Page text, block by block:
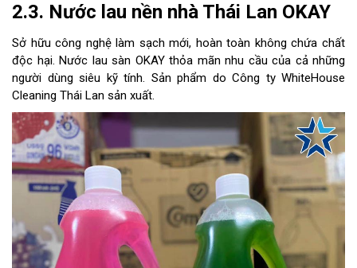
2.3. Nước lau nền nhà Thái Lan OKAY
Sở hữu công nghệ làm sạch mới, hoàn toàn không chứa chất
độc hại. Nước lau sàn OKAY thỏa mãn nhu cầu của cả những
người dùng siêu kỹ tính. Sản phẩm do Công ty WhiteHouse
Cleaning Thái Lan sản xuất.